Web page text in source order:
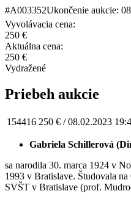
#A003352Ukončenie aukcie:
Vyvolávacia cena:
250 €
Aktuálna cena:
250 €
Vydražené
Priebeh aukcie
154416 250 € / 08.02.2023
Gabriela Schillerová
sa narodila 30. marca 1924 v
1993 v Bratislave. Študovala
SVŠT v Bratislave (prof.